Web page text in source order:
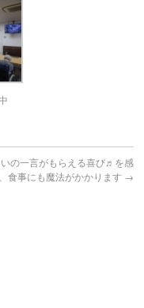
の一言がもらえる喜び♬を感
食事にも魔法がかかります →